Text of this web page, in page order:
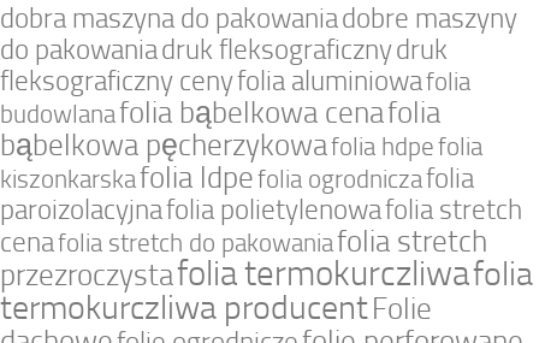
dobra maszyna do pakowaniadobre maszyny
do pakowaniadruk fleksograficznydruk
fleksograficzny cenyfolia aluminiowafolia
budowlanafolia bąbelkowa cenafolia
bąbelkowa pęcherzykowafolia hdpefolia
kiszonkarskafolia ldpefolia ogrodniczafolia
paroizolacyjnafolia polietylenowafolia stretch
cenafolia stretch do pakowaniafolia stretch
przezroczystafolia termokurczliwafolia
termokurczliwa producentFolie